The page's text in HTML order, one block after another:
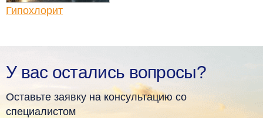
Гипохлорит
У вас остались вопросы?
Оставьте заявку на консультацию со
специалистом